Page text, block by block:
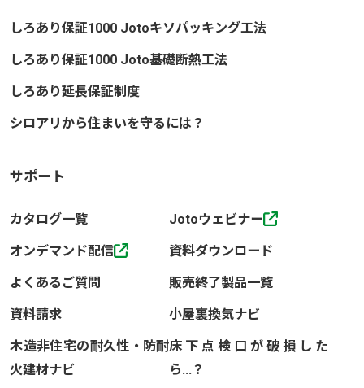
しろあり保証1000 Jotoキソパッキング工法
しろあり保証1000 Joto基礎断熱工法
しろあり延長保証制度
シロアリから住まいを守るには？
サポート
カタログ一覧 Jotoウェビナー
オンデマンド配信 資料ダウンロード
よくあるご質問 販売終了製品一覧
資料請求 小屋裏換気ナビ
木造非住宅の耐久性・防耐
火建材ナビ
床下点検口が破損した
ら…？